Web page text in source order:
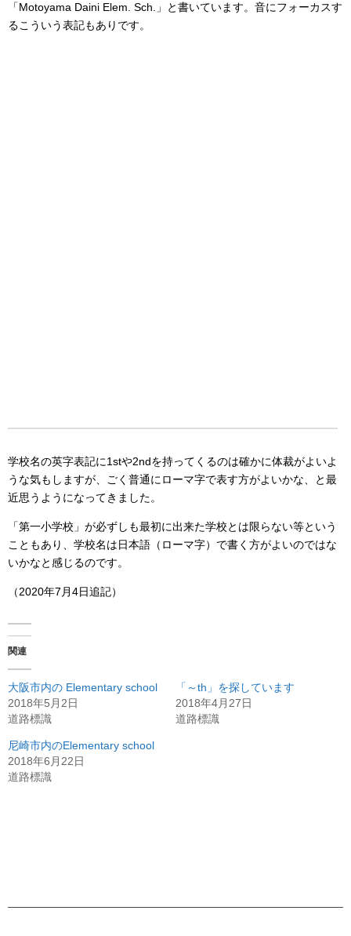
「Motoyama Daini Elem. Sch.」と書いています。音にフォーカスす
るこういう表記もありです。
学校名の英字表記に1stや2ndを持ってくるのは確かに体裁がよいよ
うな気もしますが、ごく普通にローマ字で表す方がよいかな、と最
近思うようになってきました。
「第一小学校」が必ずしも最初に出来た学校とは限らない等という
こともあり、学校名は日本語（ローマ字）で書く方がよいのではな
いかなと感じるのです。
（2020年7月4日追記）
関連
大阪市内の Elementary school
2018年5月2日
道路標識
「～th」を探しています
2018年4月27日
道路標識
尼崎市内のElementary school
2018年6月22日
道路標識